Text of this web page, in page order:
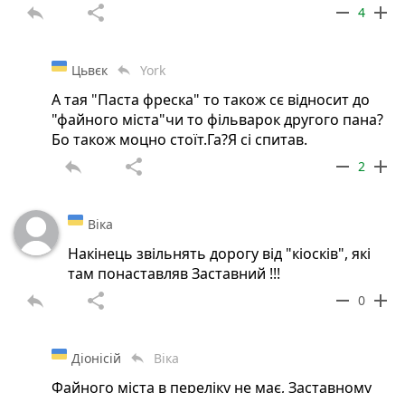
reply share remove 4 add
Цьвєк reply York
А тая "Паста фреска" то також сє відносит до
"файного міста"чи то фільварок другого пана?
Бо також моцно стоїт.Га?Я сі спитав.
reply share remove 2 add
Віка
Накінець звільнять дорогу від "кіосків", які
там понаставляв Заставний !!!
reply share remove 0 add
Діонісій reply Віка
Файного міста в переліку не має, Заставному